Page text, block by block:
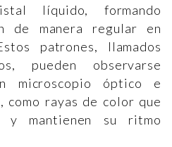
líquido, formando
de manera regular en
patrones, llamados
pueden observarse
microscopio óptico e
como rayas de color que
y mantienen su ritmo